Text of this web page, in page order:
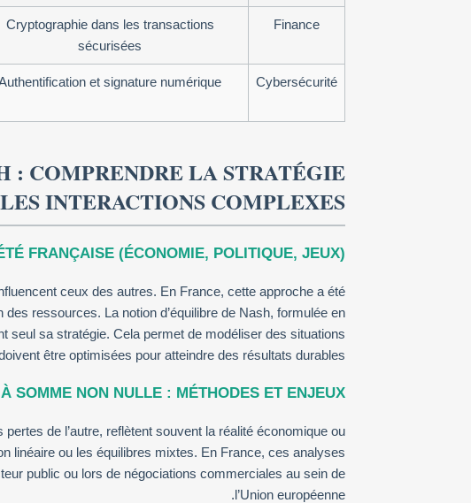
Finance
Cryptographie dans les transactions
sécurisées
Cybersécurité
et signature numérique
: COMPRENDRE LA STRATÉGIE
INTERACTIONS COMPLEXES
FRANÇAISE (ÉCONOMIE, POLITIQUE, JEUX)
ceux des autres. En France, cette approche a été
ressources. La notion d’équilibre de Nash, formulée en
seul sa stratégie. Cela permet de modéliser des situations
être optimisées pour atteindre des résultats durables.
SOMME NON NULLE : MÉTHODES ET ENJEUX
de l’autre, reflètent souvent la réalité économique ou
linéaire ou les équilibres mixtes. En France, ces analyses
public ou lors de négociations commerciales au sein de
l’Union européenne.